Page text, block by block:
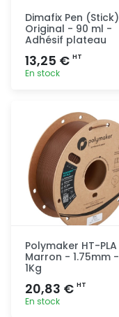
Dimafix Pen (Stick)
Original - 90 ml -
Adhésif plateau
13,25 € HT
En stock
rapide
Polymaker HT-PLA
Marron - 1.75mm -
1Kg
20,83 € HT
En stock